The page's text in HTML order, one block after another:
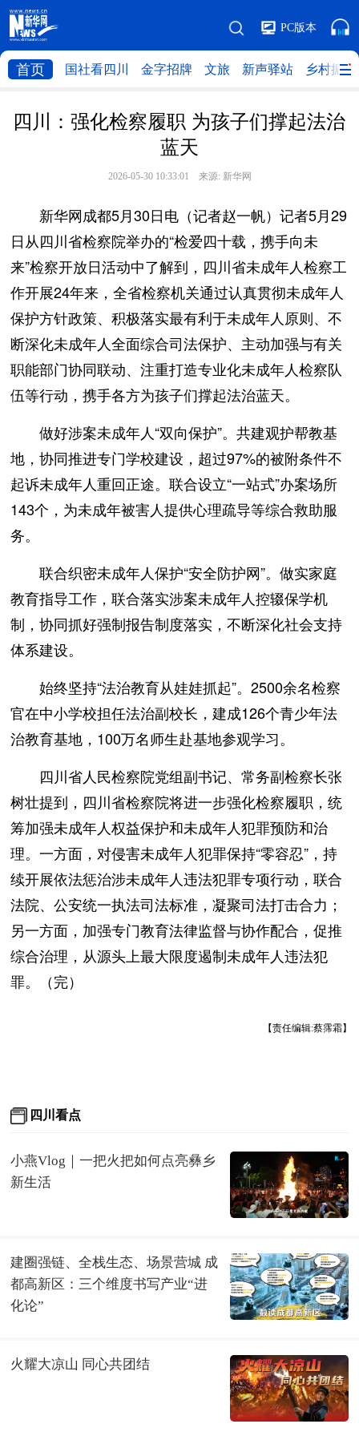
PC版本
首页 国社看四川 金字招牌 文旅 新声驿站 乡村振兴
四川：强化检察履职 为孩子们撑起法治
蓝天
2026-05-30 10:33:01 来源: 新华网
新华网成都5月30日电（记者赵一帆）记者5月29
日从四川省检察院举办的“检爱四十载，携手向未
来”检察开放日活动中了解到，四川省未成年人检察工
作开展24年来，全省检察机关通过认真贯彻未成年人
保护方针政策、积极落实最有利于未成年人原则、不
断深化未成年人全面综合司法保护、主动加强与有关
职能部门协同联动、注重打造专业化未成年人检察队
伍等行动，携手各方为孩子们撑起法治蓝天。
做好涉案未成年人“双向保护”。共建观护帮教基
地，协同推进专门学校建设，超过97%的被附条件不
起诉未成年人重回正途。联合设立“一站式”办案场所
143个，为未成年被害人提供心理疏导等综合救助服
务。
联合织密未成年人保护“安全防护网”。做实家庭
教育指导工作，联合落实涉案未成年人控辍保学机
制，协同抓好强制报告制度落实，不断深化社会支持
体系建设。
始终坚持“法治教育从娃娃抓起”。2500余名检察
官在中小学校担任法治副校长，建成126个青少年法
治教育基地，100万名师生赴基地参观学习。
四川省人民检察院党组副书记、常务副检察长张
树壮提到，四川省检察院将进一步强化检察履职，统
筹加强未成年人权益保护和未成年人犯罪预防和治
理。一方面，对侵害未成年人犯罪保持“零容忍”，持
续开展依法惩治涉未成年人违法犯罪专项行动，联合
法院、公安统一执法司法标准，凝聚司法打击合力；
另一方面，加强专门教育法律监督与协作配合，促推
综合治理，从源头上最大限度遏制未成年人违法犯
罪。（完）
【责任编辑:蔡霈霜】